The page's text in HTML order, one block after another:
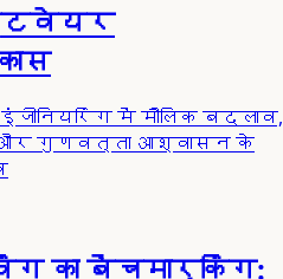
में मौलिक बदलाव,
गुणवत्ता आश्वासन के
का बेंचमार्किंग: